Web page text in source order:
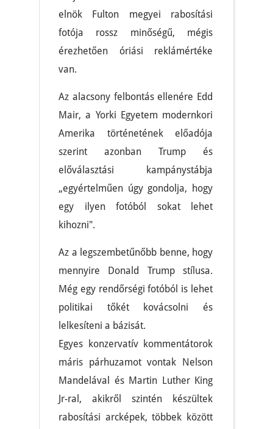
elnök Fulton megyei rabosítási
fotója rossz minőségű, mégis
érezhetően óriási reklámértéke
van.
Az alacsony felbontás ellenére Edd
Mair, a Yorki Egyetem modernkori
Amerika történetének előadója
szerint azonban Trump és
előválasztási kampánystábja
„egyértelműen úgy gondolja, hogy
egy ilyen fotóból sokat lehet
kihozni".
Az a legszembetűnőbb benne, hogy
mennyire Donald Trump stílusa.
Még egy rendőrségi fotóból is lehet
politikai tőkét kovácsolni és
lelkesíteni a bázisát.
Egyes konzervatív kommentátorok
máris párhuzamot vontak Nelson
Mandelával és Martin Luther King
Jr-ral, akikről szintén készültek
rabosítási arcképek, többek között